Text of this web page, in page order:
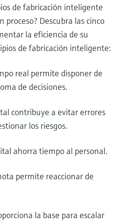
de fabricación inteligente
Descubra las cinco
la eficiencia de su
de fabricación inteligente:
real permite disponer de
de decisiones.
contribuye a evitar errores
los riesgos.
ahorra tiempo al personal.
permite reaccionar de
la base para escalar